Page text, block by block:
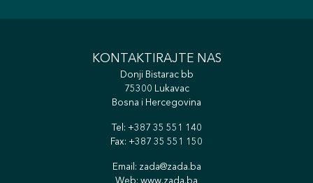
KONTAKTIRAJTE NAS
Donji Bistarac bb
75300 Lukavac
Bosna i Hercegovina
Tel: +387 35 551 140
Fax: +387 35 551 150
Email: zada@zada.ba